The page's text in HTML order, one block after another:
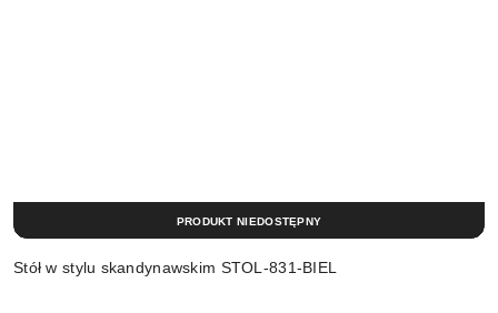
Stół w stylu skandynawskim STOL-831-BIEL
PRODUKT NIEDOSTĘPNY